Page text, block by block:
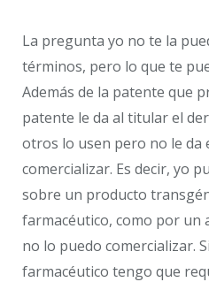
La pregunta yo no te la
términos, pero lo que te
Además de la patente que
patente le da al titular el
otros lo usen pero no le da
comercializar. Es decir, yo
sobre un producto
farmacéutico, como por un
no lo puedo comercializar.
farmacéutico tengo que